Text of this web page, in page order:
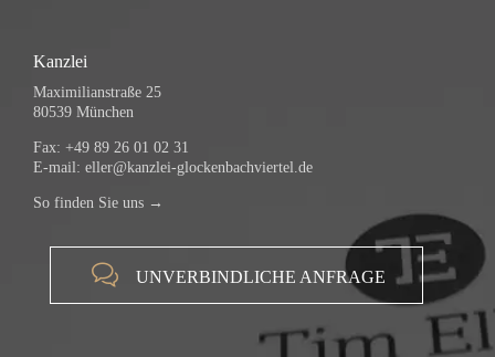
Kanzlei
Maximilianstraße 25
80539 München
Fax: +49 89 26 01 02 31
E-mail: eller@kanzlei-glockenbachviertel.de
So finden Sie uns →
 UNVERBINDLICHE ANFRAGE